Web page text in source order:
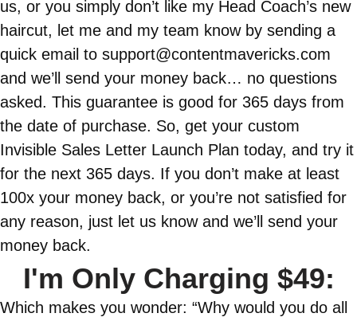
us, or you simply don’t like my Head Coach’s new
haircut, let me and my team know by sending a
quick email to support@contentmavericks.com
and we’ll send your money back… no questions
asked. This guarantee is good for 365 days from
the date of purchase. So, get your custom
Invisible Sales Letter Launch Plan today, and try it
for the next 365 days. If you don’t make at least
100x your money back, or you’re not satisfied for
any reason, just let us know and we’ll send your
money back.
I'm Only Charging $49:
Which makes you wonder: “Why would you do all